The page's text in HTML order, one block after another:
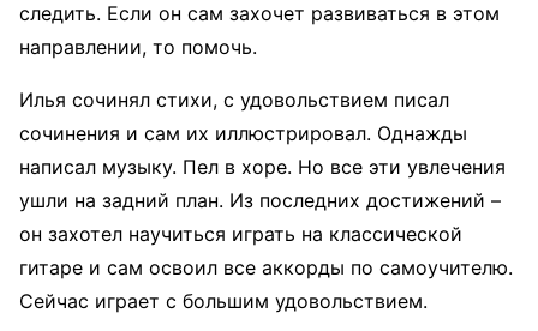
следить. Если он сам захочет развиваться в этом
направлении, то помочь.
Илья сочинял стихи, с удовольствием писал
сочинения и сам их иллюстрировал. Однажды
написал музыку. Пел в хоре. Но все эти увлечения
ушли на задний план. Из последних достижений –
он захотел научиться играть на классической
гитаре и сам освоил все аккорды по самоучителю.
Сейчас играет с большим удовольствием.